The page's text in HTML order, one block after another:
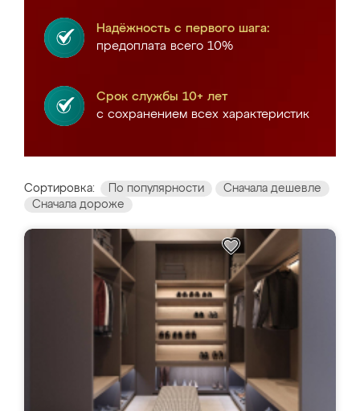
Надёжность с первого шага:
предоплата всего 10%
Срок службы 10+ лет
с сохранением всех характеристик
Сортировка: По популярности
Сначала дешевле
Сначала дороже